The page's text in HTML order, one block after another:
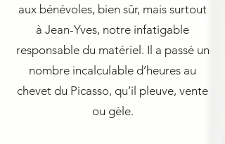
aux bénévoles, bien sûr, mais surtout
à Jean-Yves, notre infatigable
responsable du matériel. Il a passé un
nombre incalculable d’heures au
chevet du Picasso, qu’il pleuve, vente
ou gèle.